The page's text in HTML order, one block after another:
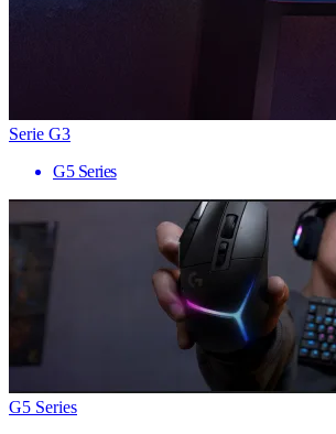
Serie G3
G5 Series
G5 Series